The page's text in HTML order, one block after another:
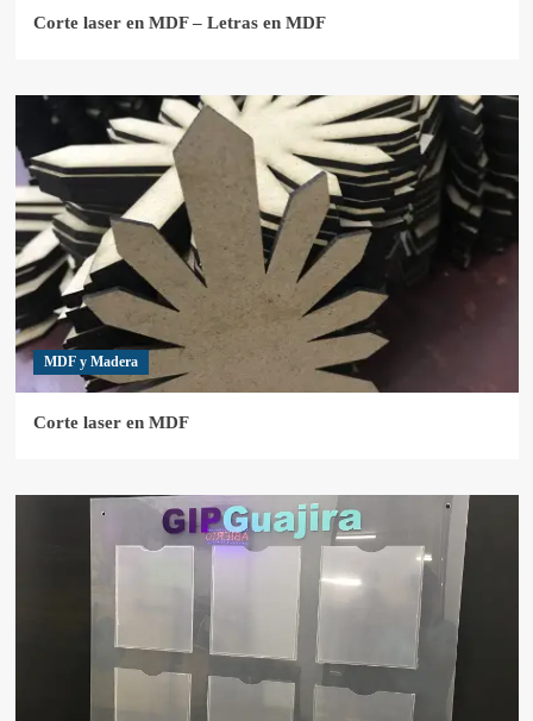
Corte laser en MDF – Letras en MDF
MDF y Madera
Corte laser en MDF